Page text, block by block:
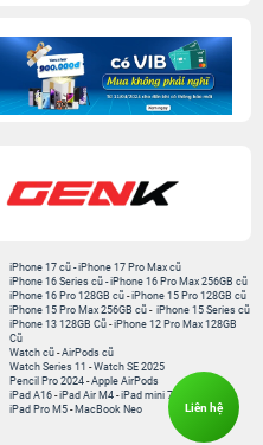
iPhone 17 cũ -iPhone 17 Pro Max cũ
iPhone 16 Series cũ - iPhone 16 Pro Max 256GB cũ
iPhone 16 Pro 128GB cũ -iPhone 15 Pro 128GB cũ
iPhone 15 Pro Max 256GB cũ - iPhone 15 Series cũ
iPhone 13 128GB Cũ -iPhone 12 Pro Max 128GB
Cũ
Watch cũ -AirPods cũ
Watch Series 11 -Watch SE 2025
Pencil Pro 2024 -Apple AirPods
iPad A16 -iPad Air M4 -iPad mini 7
iPad Pro M5 - MacBook Neo
Liên hệ